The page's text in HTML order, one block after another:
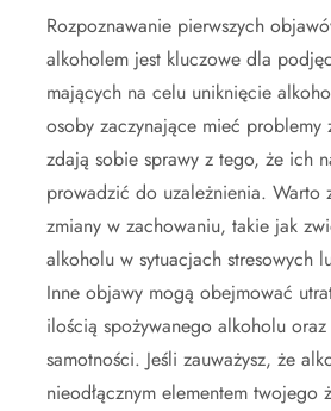
Rozpoznawanie pierwszych
alkoholem jest kluczowe dla
mających na celu uniknięcie
osoby zaczynające mieć problemy
zdają sobie sprawy z tego, że ich
prowadzić do uzależnienia. Warto
zmiany w zachowaniu, takie jak
alkoholu w sytuacjach stresowych
Inne objawy mogą obejmować
ilością spożywanego alkoholu
samotności. Jeśli zauważysz, że
nieodłącznym elementem twojego